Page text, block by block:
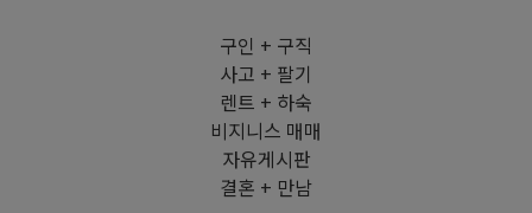
구인 + 구직
사고 + 팔기
렌트 + 하숙
비지니스 매매
자유게시판
결혼 + 만남